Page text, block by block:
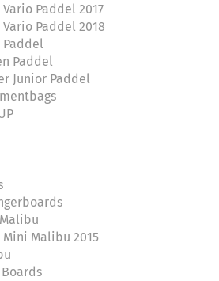
Vario Paddel 2017
Vario Paddel 2018
Paddel
Paddel
Junior Paddel
Mini Malibu 2015
Boards